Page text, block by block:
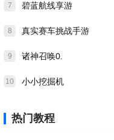
7 碧蓝航线享游
8 真实赛车挑战手游
9 诸神召唤0.
10 小小挖掘机
热门教程